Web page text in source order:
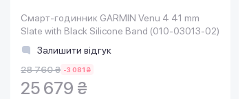
Смарт-годинник GARMIN Venu 4 41 mm
Slate with Black Silicone Band (010-03013-02)
Залишити відгук
28 760 ₴ -3 081 ₴
25 679 ₴